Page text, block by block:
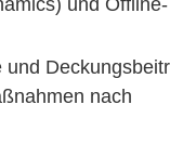
nach